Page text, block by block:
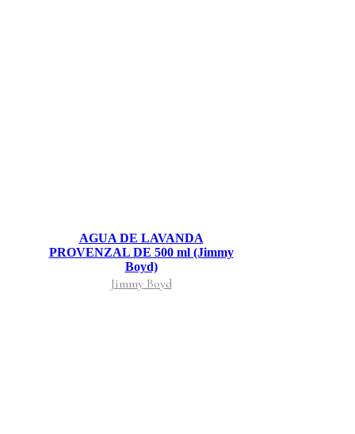
AGUA DE LAVANDA
PROVENZAL DE 500 ml (Jimmy
Boyd)
Jimmy Boyd